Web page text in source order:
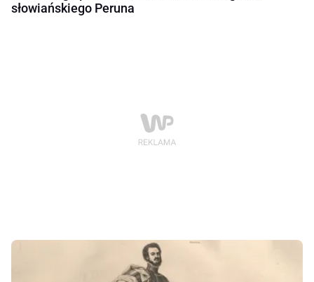
słowiańskiego Peruna